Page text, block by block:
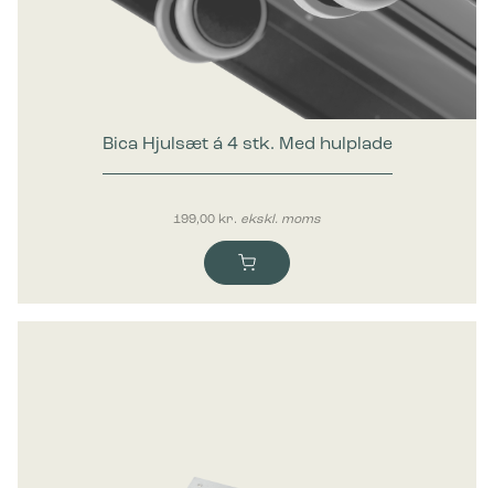
Marketing cookies bruges til at spore brugere på tværs af
websites. Hensigten er at vise annoncer, der er relevante og
engagerende for den enkelte bruger, og dermed mere
værdifulde for udgivere og tredjeparts-annoncører.
Bica Hjulsæt á 4 stk. Med hulplade
199,00 kr. ekskl. moms